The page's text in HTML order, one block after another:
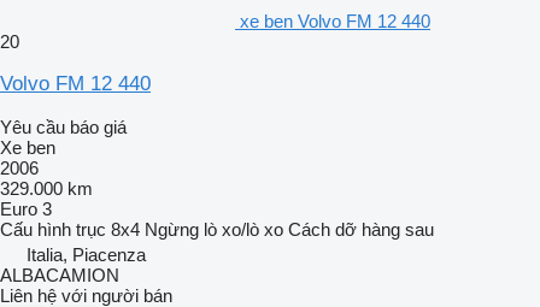
xe ben Volvo FM 12 440
20
Volvo FM 12 440
Yêu cầu báo giá
Xe ben
2006
329.000 km
Euro 3
Cấu hình trục 8x4 Ngừng lò xo/lò xo Cách dỡ hàng sau
Italia, Piacenza
ALBACAMION
Liên hệ với người bán